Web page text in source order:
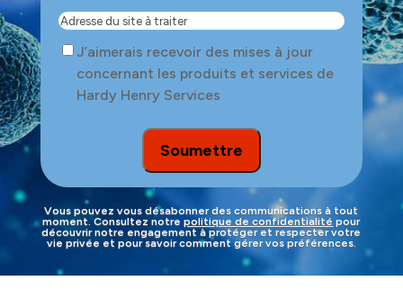
de
téléphone(Nécessaire)
Adresse
du
site
traiter
Consent
J’aimerais recevoir des mises à jour
concernant les produits et services de
Hardy Henry Services
Soumettre
Vous pouvez vous désabonner des communications à tout
moment. Consultez notrepolitique de confidentialité pour
découvrir notre engagement à protéger et respecter votre
vie privée et pour savoir comment gérer vos préférences.